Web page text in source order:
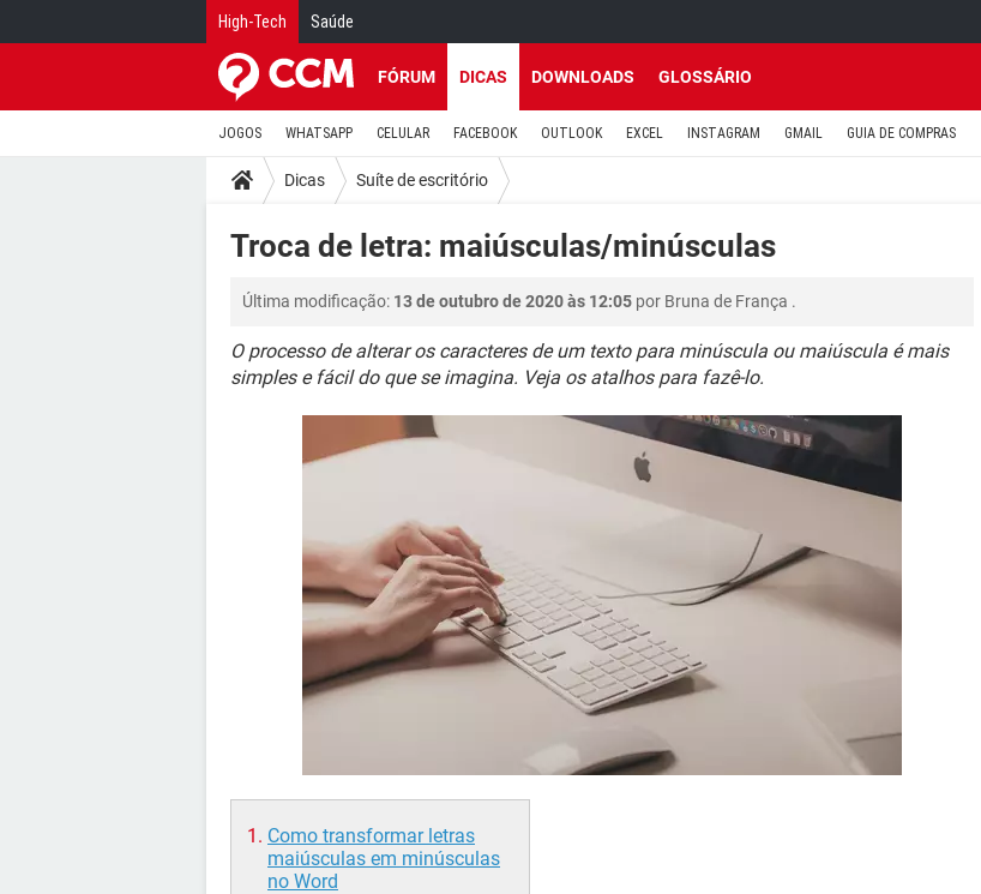
High-Tech Saúde
FÓRUM DICAS DOWNLOADS GLOSSÁRIO
JOGOS WHATSAPP CELULAR FACEBOOK OUTLOOK EXCEL INSTAGRAM GMAIL GUIA DE COMPRAS
Dicas Suíte de escritório
Troca de letra: maiúsculas/minúsculas
Última modificação: 13 de outubro de 2020 às 12:05 por Bruna de França .
O processo de alterar os caracteres de um texto para minúscula ou maiúscula é mais
simples e fácil do que se imagina. Veja os atalhos para fazê-lo.
Como transformar letras
maiúsculas em minúsculas
no Word